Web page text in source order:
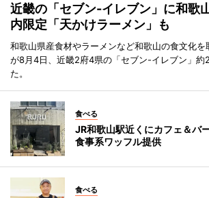
近畿の「セブン-イレブン」に和
内限定「天かけラーメン」も
和歌山県産食材やラーメンなど和歌山の食文化を
が8月4日、近畿2府4県の「セブン-イレブン」約
た。
食べる
JR和歌山駅近くにカフェ＆バ
食事系ワッフル提供
食べる